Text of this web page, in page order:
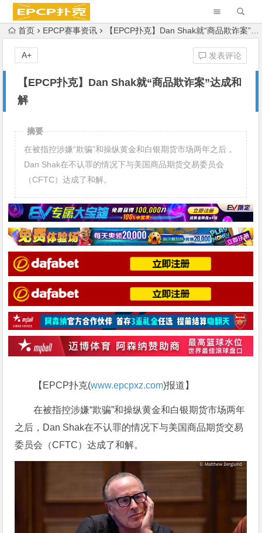
首页 EPCP赛事资讯 【EPCP扑克】Dan Shak就“商品欺诈案”达成和解
【EPCP扑克】Dan Shak就“商品欺诈案”达成和
解
发表评论
A+
摘要
在被指控涉嫌“欺骗”和操纵黄金和白银期货市场两年之后，
Dan Shak在不认罪的情况下与美国商品期货交易委员会
（CFTC）达成了和解。
【EPCP扑克(www.epcpxz.com)报道】
在被指控涉嫌“欺骗”和操纵黄金和白银期货市场两年
之后，Dan Shak在不认罪的情况下与美国商品期货交易
委员会（CFTC）达成了和解。